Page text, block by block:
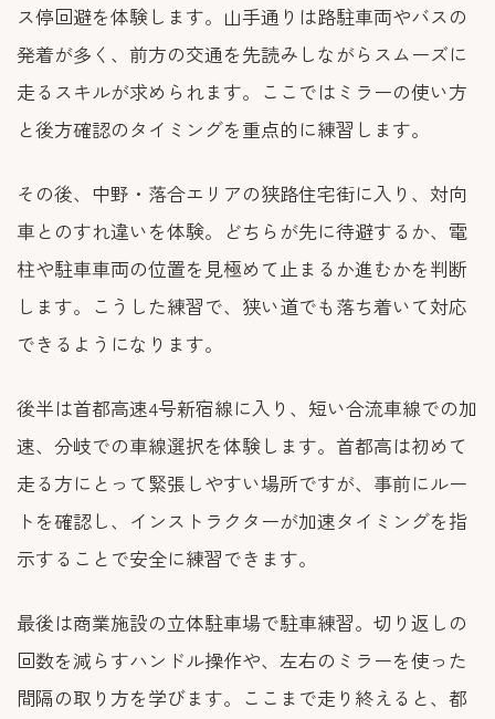
ス停回避を体験します。山手通りは路駐車両やバスの
発着が多く、前方の交通を先読みしながらスムーズに
走るスキルが求められます。ここではミラーの使い方
と後方確認のタイミングを重点的に練習します。
その後、中野・落合エリアの狭路住宅街に入り、対向
車とのすれ違いを体験。どちらが先に待避するか、電
柱や駐車車両の位置を見極めて止まるか進むかを判断
します。こうした練習で、狭い道でも落ち着いて対応
できるようになります。
後半は首都高速4号新宿線に入り、短い合流車線での加
速、分岐での車線選択を体験します。首都高は初めて
走る方にとって緊張しやすい場所ですが、事前にルー
トを確認し、インストラクターが加速タイミングを指
示することで安全に練習できます。
最後は商業施設の立体駐車場で駐車練習。切り返しの
回数を減らすハンドル操作や、左右のミラーを使った
間隔の取り方を学びます。ここまで走り終えると、都